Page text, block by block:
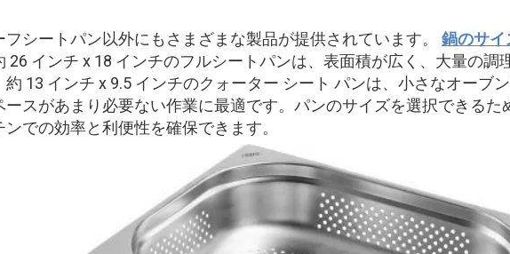
シートパン以外にもさまざまな製品が提供されています。 鍋のサイ
26 インチ x 18 インチのフルシートパンは、表面積が広く、大量の
13 インチ x 9.5 インチのクォーター シート パンは、小さなオーブ
スがあまり必要ない作業に最適です。パンのサイズを選択できる
での効率と利便性を確保できます。